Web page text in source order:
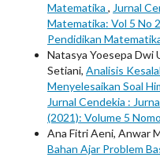
Matematika , Jurnal
Matematika: Vol 5 No
Pendidikan
Natasya Yoesepa Dwi
Setiani, Analisis
Menyelesaikan Soal
Jurnal Cendekia :
(2021): Volume 5
Ana Fitri Aeni, Anwar
Bahan Ajar Problem